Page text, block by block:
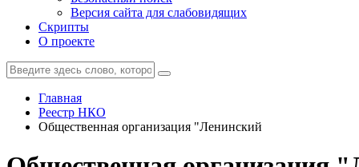
Версия сайта для слабовидящих
Скрипты
О проекте
Главная
Реестр НКО
Общественная организация "Ленинский